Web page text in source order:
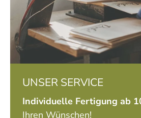
UNSER SERVICE
Individuelle Fertigung ab
Ihren Wünschen!